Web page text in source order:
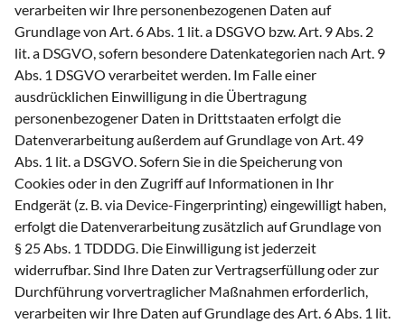
verarbeiten wir Ihre personenbezogenen Daten auf
Grundlage von Art. 6 Abs. 1 lit. a DSGVO bzw. Art. 9 Abs. 2
lit. a DSGVO, sofern besondere Datenkategorien nach Art. 9
Abs. 1 DSGVO verarbeitet werden. Im Falle einer
ausdrücklichen Einwilligung in die Übertragung
personenbezogener Daten in Drittstaaten erfolgt die
Datenverarbeitung außerdem auf Grundlage von Art. 49
Abs. 1 lit. a DSGVO. Sofern Sie in die Speicherung von
Cookies oder in den Zugriff auf Informationen in Ihr
Endgerät (z. B. via Device-Fingerprinting) eingewilligt haben,
erfolgt die Datenverarbeitung zusätzlich auf Grundlage von
§ 25 Abs. 1 TDDDG. Die Einwilligung ist jederzeit
widerrufbar. Sind Ihre Daten zur Vertragserfüllung oder zur
Durchführung vorvertraglicher Maßnahmen erforderlich,
verarbeiten wir Ihre Daten auf Grundlage des Art. 6 Abs. 1 lit.